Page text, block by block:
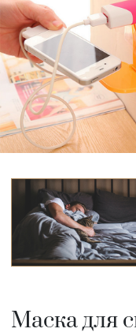
Маска для